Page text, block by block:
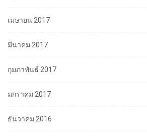
เมษายน 2017
มีนาคม 2017
กุมภาพันธ์ 2017
มกราคม 2017
ธันวาคม 2016